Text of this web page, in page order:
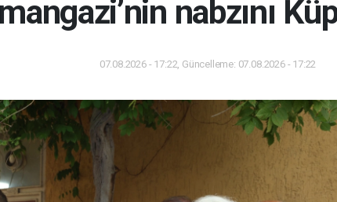
nabzını
07.08.2026 - 17:22, Güncelleme: 07.08.2026 - 17:22